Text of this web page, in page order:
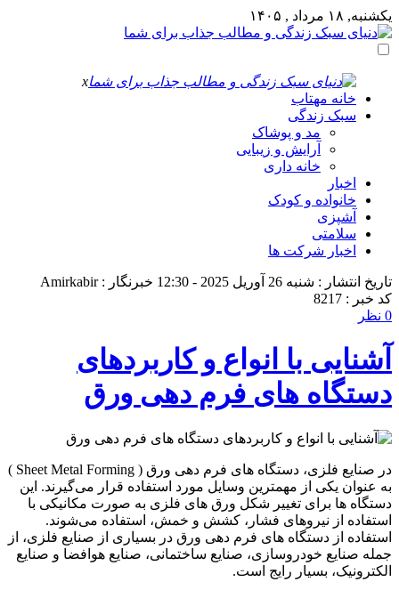
یکشنبه, ۱۸ مرداد , ۱۴۰۵
x
خانه مهتاب
سبک زندگی
مد و پوشاک
آرایش و زیبایی
خانه داری
اخبار
خانواده و کودک
آشپزی
سلامتی
اخبار شرکت ها
تاریخ انتشار : شنبه 26 آوریل 2025 - 12:30
خبرنگار : Amirkabir
کد خبر : 8217
0 نظر
آشنایی با انواع و کاربردهای
دستگاه‌ های فرم دهی ورق
در صنایع فلزی، دستگاه های فرم دهی ورق ( Sheet Metal Forming )
به عنوان یکی از مهمترین وسایل مورد استفاده قرار می‌گیرند. این
دستگاه ها برای تغییر شکل ورق های فلزی به صورت مکانیکی با
استفاده از نیروهای فشار، کشش و خمش، استفاده می‌شوند.
استفاده از دستگاه های فرم دهی ورق در بسیاری از صنایع فلزی، از
جمله صنایع خودروسازی، صنایع ساختمانی، صنایع هوافضا و صنایع
الکترونیک، بسیار رایج است.